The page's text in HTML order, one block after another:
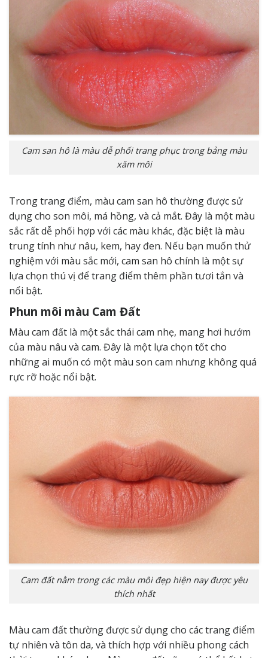
Cam san hô là màu dễ phối trang phục trong bảng màu
xăm môi
Trong trang điểm, màu cam san hô thường được sử
dụng cho son môi, má hồng, và cả mắt. Đây là một màu
sắc rất dễ phối hợp với các màu khác, đặc biệt là màu
trung tính như nâu, kem, hay đen. Nếu bạn muốn thử
nghiệm với màu sắc mới, cam san hô chính là một sự
lựa chọn thú vị để trang điểm thêm phần tươi tắn và
nổi bật.
Phun môi màu Cam Đất
Màu cam đất là một sắc thái cam nhẹ, mang hơi hướm
của màu nâu và cam. Đây là một lựa chọn tốt cho
những ai muốn có một màu son cam nhưng không quá
rực rỡ hoặc nổi bật.
Cam đất nằm trong các màu môi đẹp hiện nay được yêu
thích nhất
Màu cam đất thường được sử dụng cho các trang điểm
tự nhiên và tôn da, và thích hợp với nhiều phong cách